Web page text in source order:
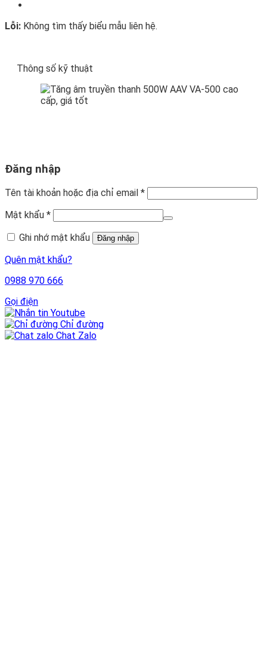
Lỗi: Không tìm thấy biểu mẫu liên hệ.
Thông số kỹ thuật
Đăng nhập
Tên tài khoản hoặc địa chỉ email *
Mật khẩu *
Ghi nhớ mật khẩu
Đăng nhập
Quên mật khẩu?
0988 970 666
Gọi điện
Youtube
Chỉ đường
Chat Zalo